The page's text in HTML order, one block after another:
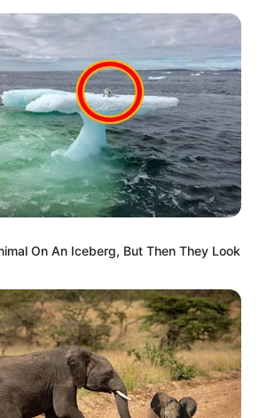
On An Iceberg, But Then They Look